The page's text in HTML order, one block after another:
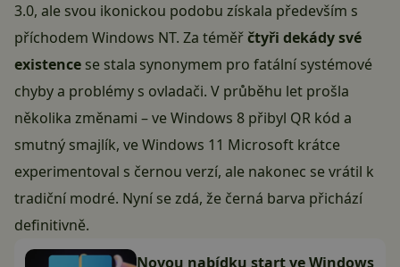
3.0, ale svou ikonickou podobu získala především s
příchodem Windows NT. Za téměřčtyři dekády své
existence se stala synonymem pro fatální systémové
chyby a problémy s ovladači. V průběhu let prošla
několika změnami – ve Windows 8 přibyl QR kód a
smutný smajlík, ve Windows 11 Microsoft krátce
experimentoval s černou verzí, ale nakonec se vrátil k
tradiční modré. Nyní se zdá, že černá barva přichází
definitivně.
Novou nabídku start ve Windows